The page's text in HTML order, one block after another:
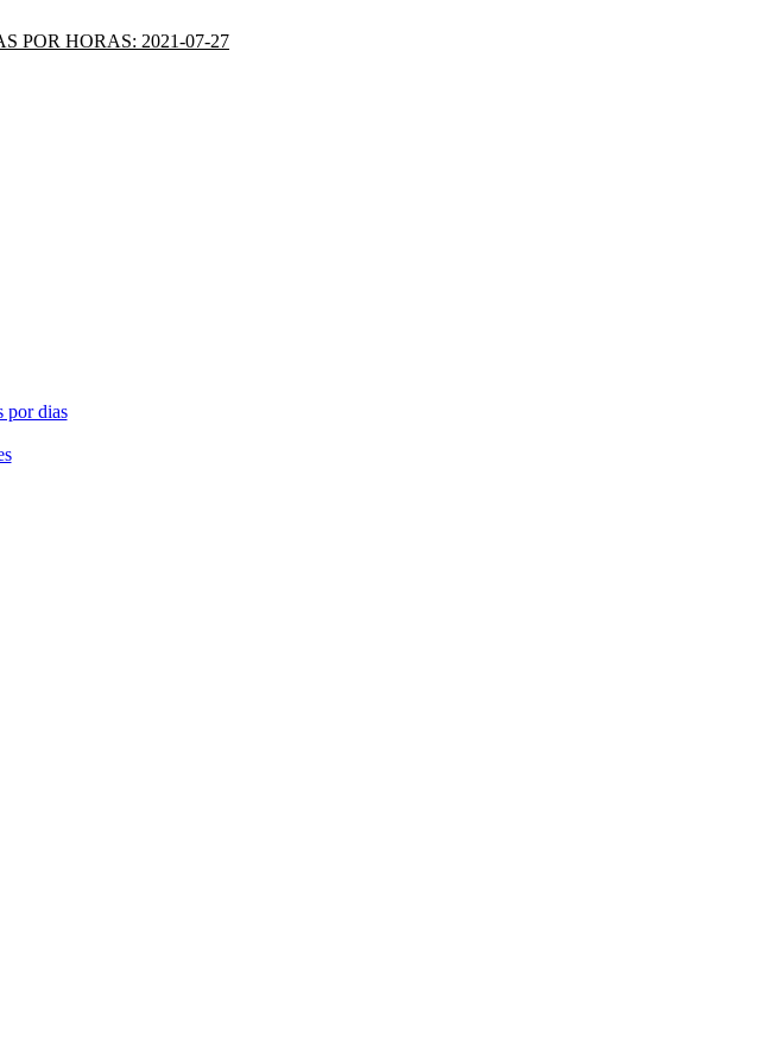
POR HORAS: 2021-07-27
por dias